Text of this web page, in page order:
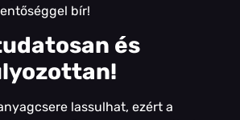
bír!
és
lassulhat, ezért a